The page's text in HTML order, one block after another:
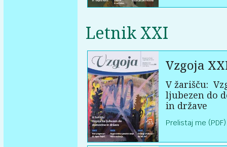
Letnik XXI
Vzgoja
V žarišču:
ljubezen do
in države
Prelistaj me (PDF)